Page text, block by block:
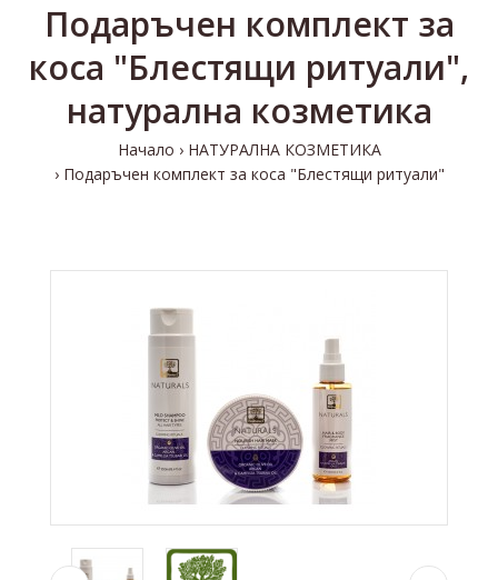
Подаръчен комплект за
коса "Блестящи ритуали",
натурална козметика
Начало
НАТУРАЛНА КОЗМЕТИКА
Подаръчен комплект за коса "Блестящи ритуали"